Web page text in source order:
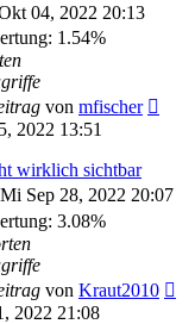
04, 2022 20:13
1.54%
von mfischer
2022 13:51
wirklich sichtbar
Mi Sep 28, 2022 20:07
3.08%
von Kraut2010
2022 21:08